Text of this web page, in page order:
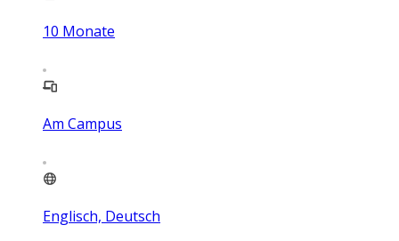
10 Monate
Am Campus
Englisch, Deutsch